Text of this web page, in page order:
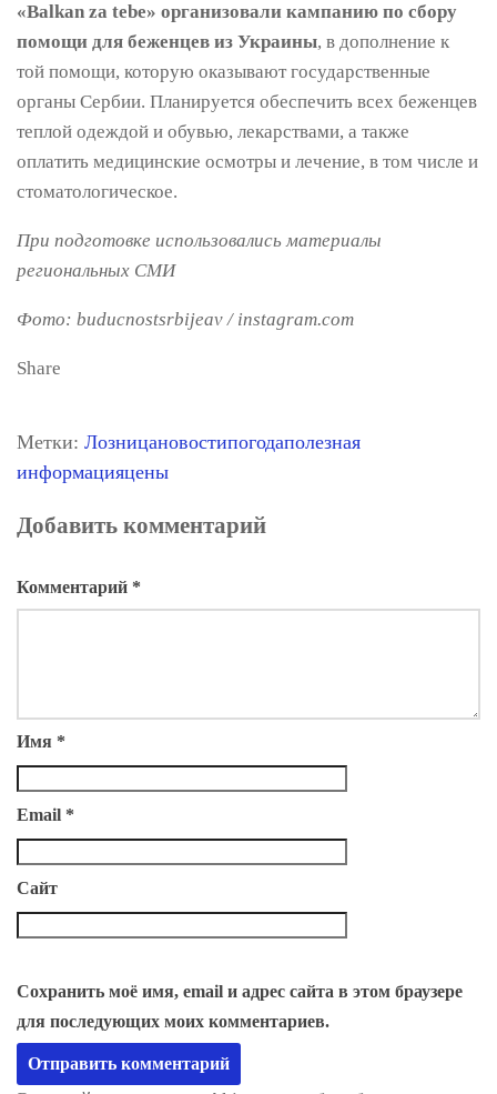
«Balkan za tebe» организовали кампанию по сбору
помощи для беженцев из Украины, в дополнение к
той помощи, которую оказывают государственные
органы Сербии. Планируется обеспечить всех беженцев
теплой одеждой и обувью, лекарствами, а также
оплатить медицинские осмотры и лечение, в том числе и
стоматологическое.
При подготовке использовались материалы
региональных СМИ
Фото: buducnostsrbijeav / instagram.com
Share
Метки: Лозницановостипогодаполезная
информацияцены
Добавить комментарий
Комментарий *
Имя *
Email *
Сайт
Сохранить моё имя, email и адрес сайта в этом браузере
для последующих моих комментариев.